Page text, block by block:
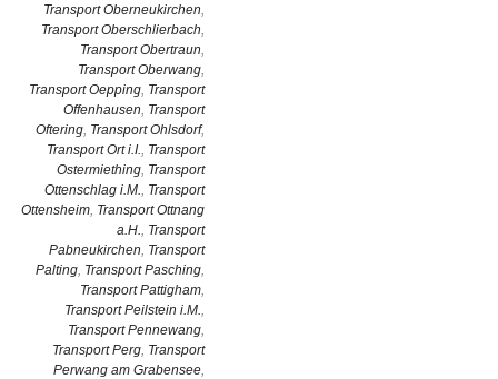
Transport Oberneukirchen,
Transport Oberschlierbach,
Transport Obertraun,
Transport Oberwang,
Transport Oepping, Transport
Offenhausen, Transport
Oftering, Transport Ohlsdorf,
Transport Ort i.I., Transport
Ostermiething, Transport
Ottenschlag i.M., Transport
Ottensheim, Transport Ottnang
a.H., Transport
Pabneukirchen, Transport
Palting, Transport Pasching,
Transport Pattigham,
Transport Peilstein i.M.,
Transport Pennewang,
Transport Perg, Transport
Perwang am Grabensee,